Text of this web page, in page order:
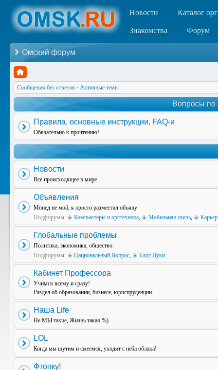
Новости Каталог
Знакомства Форум
Омский форум
Сообщения без ответов • Активные темы
Вопросы по
Правила, основные инструкции, FAQ-и
Обязательно к прочтению!
Новости
Все происходящее в мире
Объявления
Мопед не мой, я просто разместил объяву
Подфорумы:
Компьютеры и оргтехника, Мобильная связь,
Глобальные проблемы
Политика, экономика, общество
Подфорумы:
Национальный Вопрос, Блог Луки
Кабинет Профессора
Учимся всему и сразу!
Раздел об образовании, бизнесе, юриспруденции.
Наша Life
Не МЫ такие, Жизнь такая %)
LOL
Когда мы шутим и смеемся, уходят с неба облака!
Фтопку!